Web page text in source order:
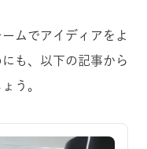
ームでアイディアをよ
も、以下の記事から
う。